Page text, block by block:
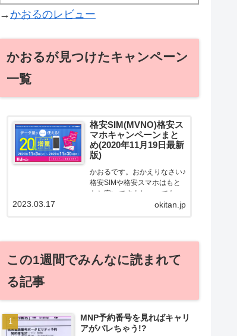
→かおるのレビュー
かおるが見つけたキャンペーン
一覧
格安SIM(MVNO)格安ス
マホキャンペーンまと
め(2020年11月19日最新
版)
かおるです。おかえりなさい♪
格安SIMや格安スマホはもと
もと安いですよねー。でも！
どうせ契約するなら安くお得
かおるが調べた案件をこっ
そ...
okitan.jp
2023.03.17
この1週間でみんなに読まれて
る記事
MNP予約番号を見ればキャリ
アがバレちゃう!?